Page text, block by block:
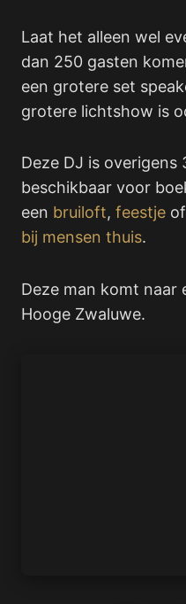
Laat het alleen wel
dan 250 gasten
een grotere set
grotere lichtshow is
Deze DJ is overigens
beschikbaar voor
een bruiloft, feestje of
bij mensen thuis.
Deze man komt naar
Hooge Zwaluwe.